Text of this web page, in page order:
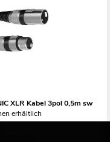
XLR Kabel 3pol 0,5m sw
erhältlich